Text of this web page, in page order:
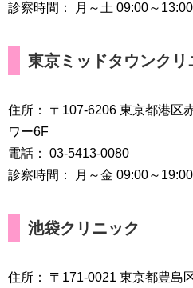
診察時間： 月～土 09:00～
東京ミッドタウンクリ
住所： 〒107-6206 東京都港区
ワー6F
電話： 03-5413-0080
診察時間： 月～金 09:00～
池袋クリニック
住所： 〒171-0021 東京都豊島